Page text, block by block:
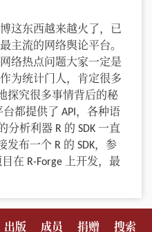
这东西越来越火了，已
主流的网络舆论平台。
络热点问题大家一定是
为统计门人，肯定很多
探究很多事情背后的秘
都提供了 API，各种语
分析利器 R 的 SDK 一直
布一个 R 的 SDK，参
在 R-Forge 上开发，最
出版 成员 捐赠 搜索